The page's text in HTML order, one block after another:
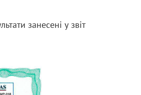
занесені у звіт